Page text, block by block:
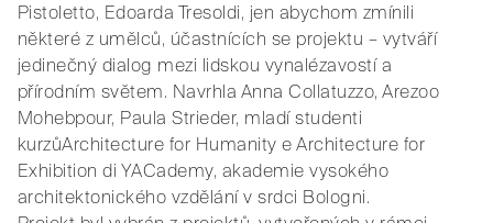
Pistoletto, Edoarda Tresoldi, jen abychom zmínili
některé z umělců, účastnících se projektu – vytváří
jedinečný dialog mezi lidskou vynalézavostí a
přírodním světem. Navrhla Anna Collatuzzo, Arezoo
Mohebpour, Paula Strieder, mladí studenti
kurzůArchitecture for Humanity e Architecture for
Exhibition di YACademy, akademie vysokého
architektonického vzdělání v srdci Bologni.